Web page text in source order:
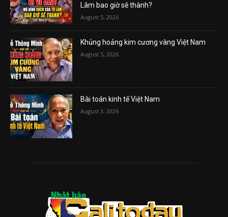
Lâm bao giờ sẽ thành?
August 5, 2026
Khủng hoảng kim cương vàng Việt Nam
August 5, 2026
Bài toán kinh tế Việt Nam
August 3, 2026